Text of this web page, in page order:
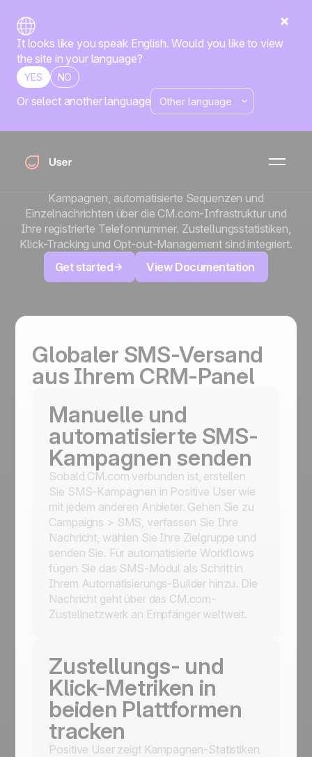
It looks like you speak English. Would you like to view
the site in your language?
YES NO
Or select another language
x
CM.com
Erreichen Sie Ihre Kontakte auf dem Handy über einen
globalen Messaging-Anbieter. Verbinden Sie CM.com als
Kampagnen, automatisierte Sequenzen und
Einzelnachrichten über die CM.com-Infrastruktur und
Ihre registrierte Telefonnummer. Zustellungsstatistiken,
Klick-Tracking und Opt-out-Management sind integriert.
Get started
View Documentation
Globaler SMS-Versand
aus Ihrem CRM-Panel
Manuelle und
automatisierte SMS-
Kampagnen senden
Sobald CM.com verbunden ist, erstellen
Sie SMS-Kampagnen in Positive User wie
mit jedem anderen Anbieter. Gehen Sie zu
Campaigns > SMS, verfassen Sie Ihre
Nachricht, wählen Sie Ihre Zielgruppe und
senden Sie. Für automatisierte Workflows
fügen Sie das SMS-Modul als Schritt in
Ihrem Automatisierungs-Builder hinzu. Die
Nachricht geht über das CM.com-
Zustellnetzwerk an Empfänger weltweit.
Zustellungs- und
Klick-Metriken in
beiden Plattformen
tracken
Positive User zeigt Kampagnen-Statistiken